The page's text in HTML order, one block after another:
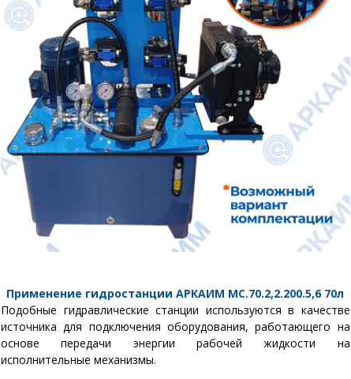
Применение гидростанцииАРКАИМ МС.70.2,2.200.5,6 70л
Подобные гидравлические станции используются в качестве
источника для подключения оборудования, работающего на
основе передачи энергии рабочей жидкости на
исполнительные механизмы.